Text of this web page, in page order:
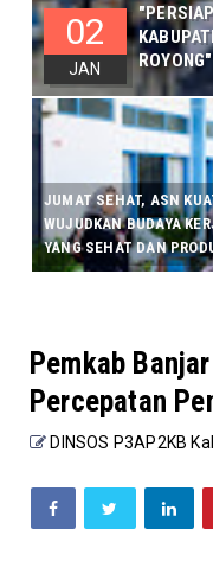
ROYONG"
02
JAN
JUMAT SEHAT, ASN
WUJUDKAN BUDAYA
YANG SEHAT DAN
Pemkab
Percepatan
DINSOS P3AP2KB